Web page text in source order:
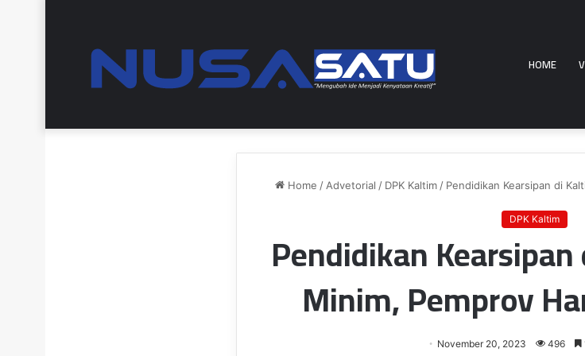
HOME
Home / Advetorial / DPK Kaltim / Pendidikan Kearsipan di
DPK Kaltim
Pendidikan
Minim, Pemprov
November 20, 2023 496